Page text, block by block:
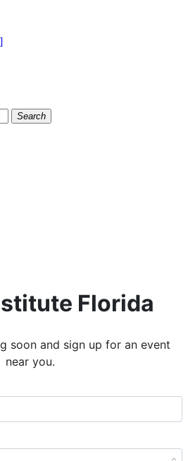
Search
Florida
soon and sign up for an event
near you.